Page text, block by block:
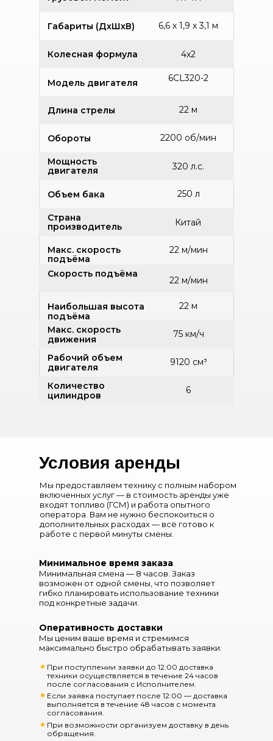
Колесная формула 4x2
Габариты (ДхШхВ) 6,6 х 1,9 х 3,1 м
9120 см³
Рабочий объем
двигателя
320 л.с.
Мощность
двигателя
Макс. скорость
движения
75 км/ч
6
Количество
цилиндров
Объем бака 250 л
Страна
производитель
Китай
2200 об/мин
Обороты
6CL320-2
Модель двигателя
22 м/мин
Макс. скорость
подъёма
22 м/мин
Скорость подъёма
22 м
Наибольшая высота
подъёма
22 м
Длина стрелы
Описание
Автовышка с высотой подъема до 22
метровпредставляет собой универсальную
подъемную установку, предназначенную для
выполнения высотных работ в сфере
строительства, электромонтажа,
обслуживания линий электропередач,
фасадов зданий и других объектов. Модель
позиционирование рабочей платформы на
заданной высоте и вылете.
В зависимости от комплектации, автовышка
может быть установлена на шасси
отечественных или зарубежных грузовиков,
механизмом осуществляется как с земли, так
и с самой люльки. Система стабилизации и
выносные опоры гарантируют безопасность и
неровных поверхностях и в ограниченных
условиях городской застройки.
круглогодичной эксплуатации, устойчива к
воздействию внешней среды и не требует
сложного технического обслуживания.
Благодаря компактным габаритам и высокой
маневренности, установка успешно
Условия аренды
Оперативность доставки
Мы ценим ваше время и стремимся
максимально быстро обрабатывать заявки:
Минимальная смена — 8 часов. Заказ
возможен от одной смены, что позволяет
гибко планировать использование техники
под конкретные задачи.
При возможности организуем доставку в день
обращения.
Если заявка поступает после 12:00 — доставка
выполняется в течение 48 часов с момента
согласования.
При поступлении заявки до 12:00 доставка
техники осуществляется в течение 24 часов
после согласования с Исполнителем.
Мы предоставляем технику с полным набором
включенных услуг — в стоимость аренды уже
входят топливо (ГСМ) и работа опытного
оператора. Вам не нужно беспокоиться о
дополнительных расходах — всё готово к
работе с первой минуты смены.
Минимальное время заказа